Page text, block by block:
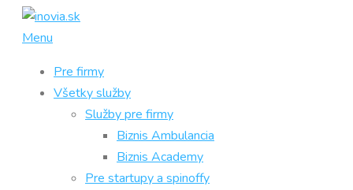
Prejsť
Menu
Pre firmy
Všetky služby
Služby pre firmy
Biznis Ambulancia
Biznis Academy
Pre startupy a spinoffy